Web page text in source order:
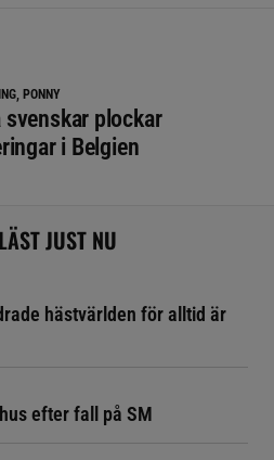
PONNY
svenskar plockar
i Belgien
JUST NU
hästvärlden för alltid är
efter fall på SM